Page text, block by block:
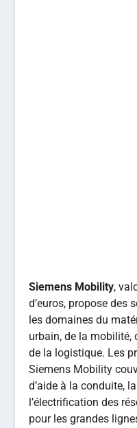
Siemens Mobility,
d’euros, propose des
les domaines du
urbain, de la mobilité,
de la logistique. Les
Siemens Mobility
d’aide à la conduite,
l’électrification des
pour les grandes